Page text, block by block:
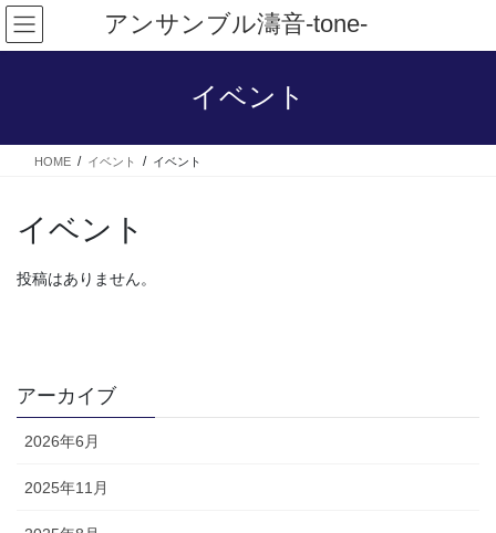
アンサンブル濤音-tone-
イベント
HOME イベント イベント
イベント
投稿はありません。
アーカイブ
2026年6月
2025年11月